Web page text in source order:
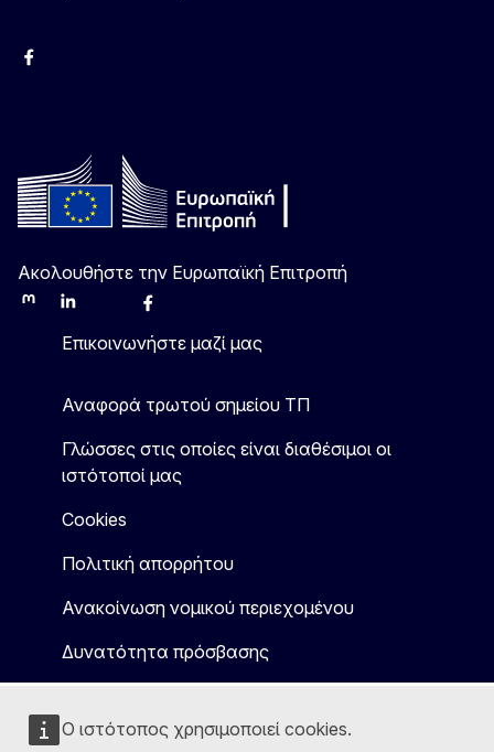
Ο ιστότοπος χρησιμοποιεί cookies.
Facebook
Ακολουθήστε την Ευρωπαϊκή Επιτροπή
MastodonLinkedInBlueskyFacebook
Επικοινωνήστε μαζί μας
Αναφορά τρωτού σημείου ΤΠ
Γλώσσες στις οποίες είναι διαθέσιμοι οι
ιστότοποί μας
Cookies
Πολιτική απορρήτου
Ανακοίνωση νομικού περιεχομένου
Δυνατότητα πρόσβασης